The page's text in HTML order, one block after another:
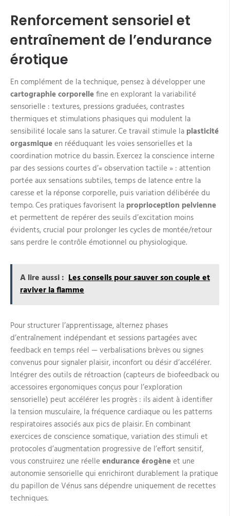
Renforcement sensoriel et
entraînement de l’endurance
érotique
En complément de la technique, pensez à développer une
cartographie corporellefine en explorant la variabilité
sensorielle : textures, pressions graduées, contrastes
thermiques et stimulations phasiques qui modulent la
sensibilité locale sans la saturer. Ce travail stimule la plasticité
orgasmiqueen rééduquant les voies sensorielles et la
coordination motrice du bassin. Exercez la conscience interne
par des sessions courtes d’« observation tactile » : attention
portée aux sensations subtiles, temps de latence entre la
caresse et la réponse corporelle, puis variation délibérée du
tempo. Ces pratiques favorisent la proprioception pelvienne
et permettent de repérer des seuils d’excitation moins
évidents, crucial pour prolonger les cycles de montée/retour
sans perdre le contrôle émotionnel ou physiologique.
A lire aussi : Les conseils pour sauver son couple et
raviver la flamme
Pour structurer l’apprentissage, alternez phases
d’entraînement indépendant et sessions partagées avec
feedback en temps réel — verbalisations brèves ou signes
convenus pour signaler plaisir, inconfort ou désir d’accélérer.
Intégrer des outils de rétroaction (capteurs de biofeedback ou
accessoires ergonomiques conçus pour l’exploration
sensorielle) peut accélérer les progrès : ils aident à identifier
la tension musculaire, la fréquence cardiaque ou les patterns
respiratoires associés aux pics de plaisir. En combinant
exercices de conscience somatique, variation des stimuli et
protocoles d’augmentation progressive de l’effort sensitif,
vous construirez une réelle endurance érogèneet une
autonomie sensorielle qui enrichiront durablement la pratique
du papillon de Vénus sans dépendre uniquement de recettes
techniques.